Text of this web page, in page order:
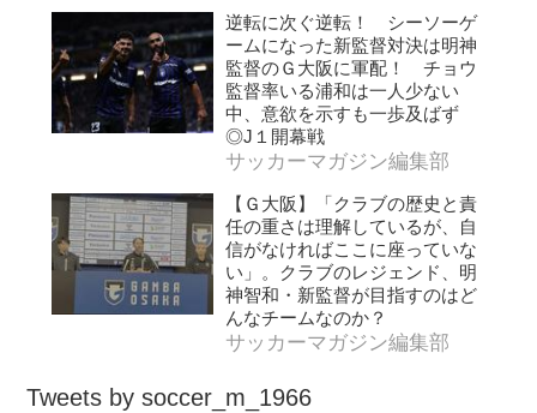
逆転に次ぐ逆転！ シーソーゲ
ームになった新監督対決は明神
監督のＧ大阪に軍配！ チョウ
監督率いる浦和は一人少ない
中、意欲を示すも一歩及ばず
◎J１開幕戦
サッカーマガジン編集部
【Ｇ大阪】「クラブの歴史と責
任の重さは理解しているが、自
信がなければここに座っていな
い」。クラブのレジェンド、明
神智和・新監督が目指すのはど
んなチームなのか？
サッカーマガジン編集部
Tweets by soccer_m_1966